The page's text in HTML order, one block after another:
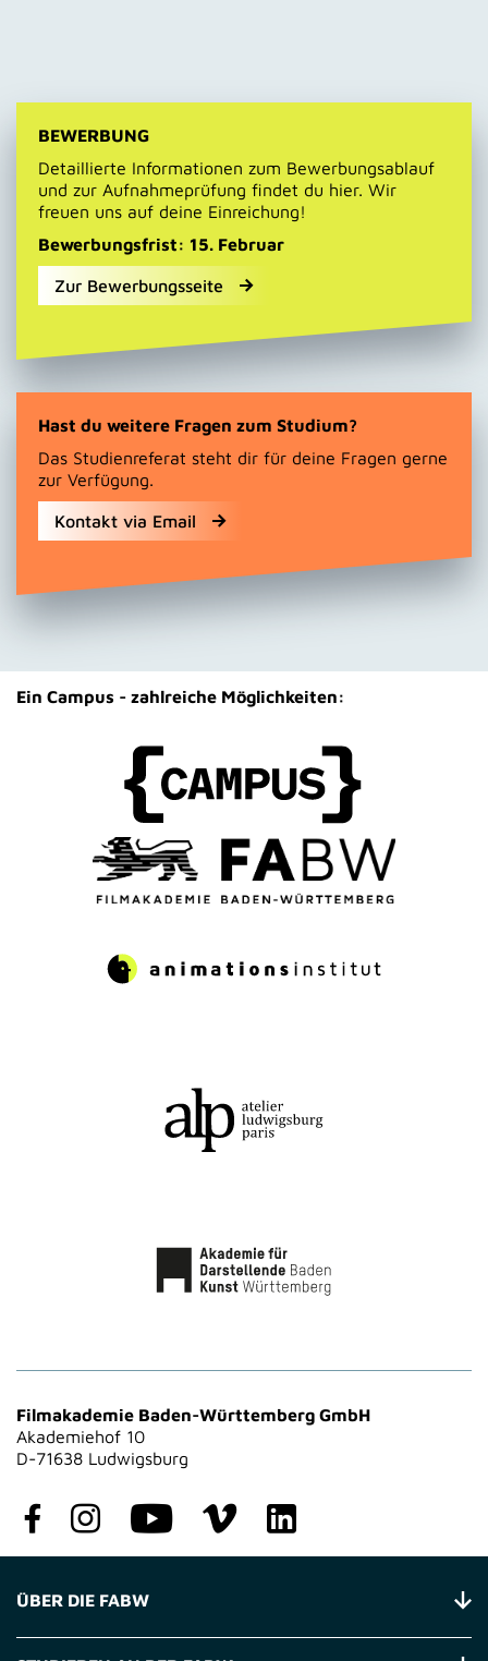
BEWERBUNG
Detaillierte Informationen zum Bewerbungsablauf
und zur Aufnahmeprüfung findet du hier. Wir
freuen uns auf deine Einreichung!
Bewerbungsfrist: 15. Februar
Zur Bewerbungsseite
Hast du weitere Fragen zum Studium?
Das Studienreferat steht dir für deine Fragen gerne
zur Verfügung.
Kontakt via Email
Ein Campus - zahlreiche Möglichkeiten:
Filmakademie Baden-Württemberg GmbH
Akademiehof 10
D-71638 Ludwigsburg
ÜBER DIE FABW